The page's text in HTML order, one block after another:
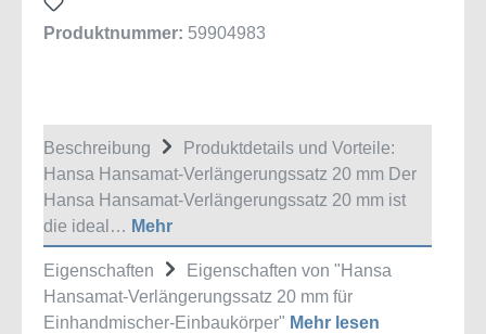
Produktnummer: 59904983
Beschreibung
Produktdetails und Vorteile:
Hansa Hansamat-Verlängerungssatz 20 mm Der
Hansa Hansamat-Verlängerungssatz 20 mm ist
die ideal… Mehr
Eigenschaften
Eigenschaften von "Hansa
Hansamat-Verlängerungssatz 20 mm für
Einhandmischer-Einbaukörper" Mehr lesen